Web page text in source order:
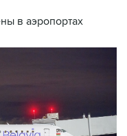
в аэропортах